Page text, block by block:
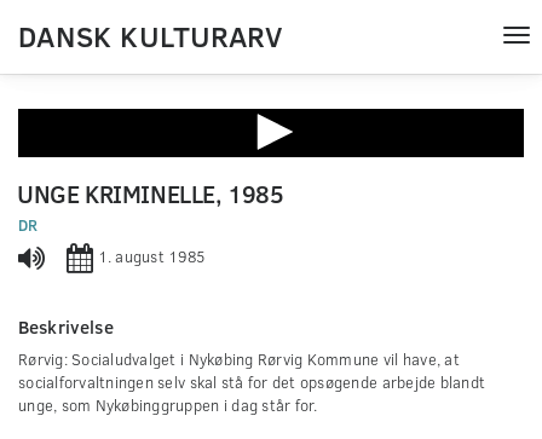
DANSK KULTURARV
seconds
of
0
seconds
UNGE KRIMINELLE, 1985
DR
1. august 1985
Beskrivelse
Rørvig: Socialudvalget i Nykøbing Rørvig Kommune vil have, at
socialforvaltningen selv skal stå for det opsøgende arbejde blandt
unge, som Nykøbinggruppen i dag står for.